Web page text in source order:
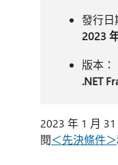
發行日
2023
版本：
.NET
2023 年 1 月
閱＜先決條件＞